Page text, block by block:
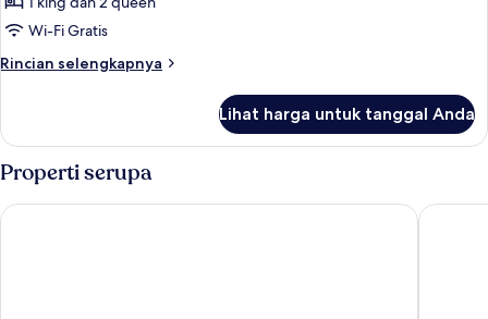
KingWi-Fi Gratis
Rincian selengkapnya
Rincian
Ibis
Bay
King
Suite
Lihat harga untuk tanggal Anda
Properti serupa
Beachside Resort & Residences Hilton